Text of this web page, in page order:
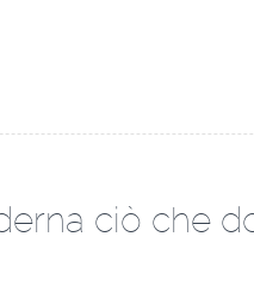
ciò che